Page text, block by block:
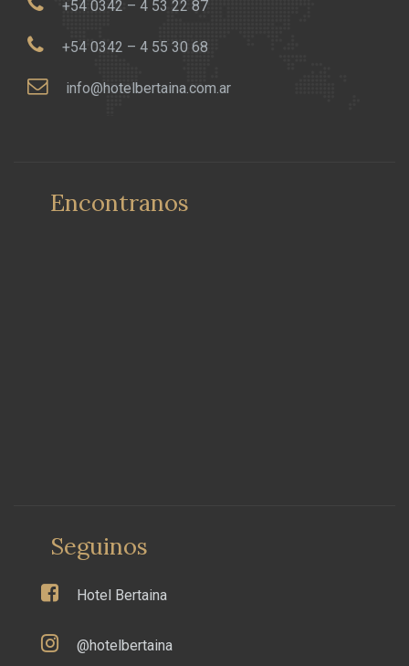
+54 0342 – 4 53 22 87
+54 0342 – 4 55 30 68
info@hotelbertaina.com.ar
Encontranos
Seguinos
Hotel Bertaina
@hotelbertaina